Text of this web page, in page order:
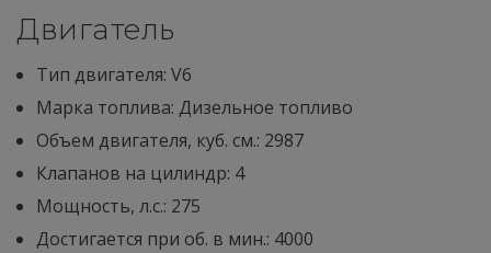
Двигатель
Тип двигателя: V6
Марка топлива: Дизельное топливо
Объем двигателя, куб. см.: 2987
Клапанов на цилиндр: 4
Мощность, л.с.: 275
Достигается при об. в мин.: 4000